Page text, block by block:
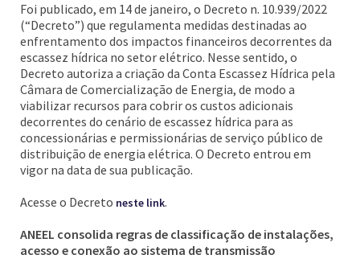
Foi publicado, em 14 de janeiro, o Decreto n. 10.939/2022
(“Decreto”) que regulamenta medidas destinadas ao
enfrentamento dos impactos financeiros decorrentes da
escassez hídrica no setor elétrico. Nesse sentido, o
Decreto autoriza a criação da Conta Escassez Hídrica pela
Câmara de Comercialização de Energia, de modo a
viabilizar recursos para cobrir os custos adicionais
decorrentes do cenário de escassez hídrica para as
concessionárias e permissionárias de serviço público de
distribuição de energia elétrica. O Decreto entrou em
vigor na data de sua publicação.
Acesse o Decreto neste link.
ANEEL consolida regras de classificação de instalações,
acesso e conexão ao sistema de transmissão